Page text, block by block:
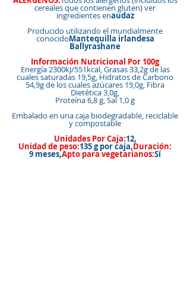
cereales que contienen gluten) ver
ingredientes enaudaz
Producido utilizando el mundialmente
conocidoMantequilla irlandesa
Ballyrashane
Información Nutricional Por 100g
Energía 2300kJ/551kcal, Grasas 33,2g de las
cuales saturadas 19,5g, Hidratos de Carbono
54,9g de los cuales azúcares 19,0g, Fibra
Dietética 3,0g,
Proteína 6,8 g, Sal 1,0 g
Embalado en una caja biodegradable, reciclable
y compostable
Unidades Por Caja:12,
Unidad de peso:135 g por caja,Duración:
9 meses,Apto para vegetarianos:Sí